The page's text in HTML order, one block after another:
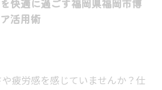
快適に過ごす福岡県福岡市博
活用術
疲労感を感じていませんか？仕